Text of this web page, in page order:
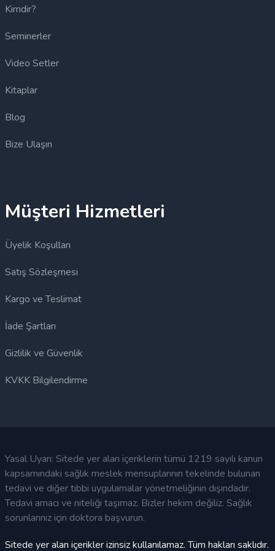
Kimdir?
Seminerler
Video Setler
Kitaplar
Blog
Bize Ulaşın
Müşteri Hizmetleri
Üyelik Koşulları
Satış Sözleşmesi
Kargo ve Teslimat
İade Şartları
Gizlilik ve Güvenlik
KVKK Bilgilendirme
Yasal Uyarı: Sitede yer alan içeriklerin tümü 1219 sayılı kanun
kapsamındaki sağlık meslek mensuplarının tekelinde bulunan
tedavi ve diğer tıbbi uygulamalar yönetmeliğinin dışındadır.
Tedavi amacı ve niteliği taşımaz. Bizler hekim değiliz. Sağlık
sorunlarınız için doktora başvurun.
Sitede yer alan içerikler izinsiz kullanılamaz. Tüm hakları saklıdır.